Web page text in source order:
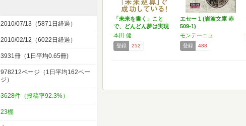
「未来を書く」こと
で、どんどん夢は実現
する
本田 健
登録 252
エセー 1 (岩波文庫 赤
509-1)
モンテーニュ
登録 488
2010/07/13（5871日経過）
2010/02/12（6022日経過）
3931冊（1日平均0.65冊)
978212ページ（1日平均162ペー
ジ）
3628件（投稿率92.3%）
23棚